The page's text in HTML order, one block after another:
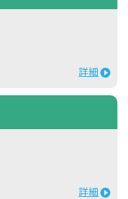
詳細
詳細